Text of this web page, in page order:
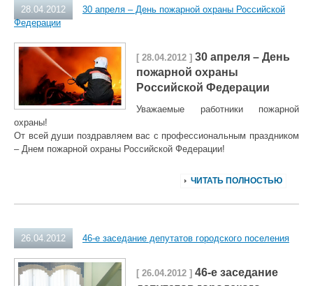
28.04.2012
30 апреля – День пожарной охраны Российской
Федерации
[ 28.04.2012 ] 30 апреля – День
пожарной охраны
Российской Федерации
Уважаемые работники пожарной
охраны!
От всей души поздравляем вас с профессиональным праздником
– Днем пожарной охраны Российской Федерации!
ЧИТАТЬ ПОЛНОСТЬЮ
26.04.2012 46-е заседание депутатов городского поселения
[ 26.04.2012 ] 46-е заседание